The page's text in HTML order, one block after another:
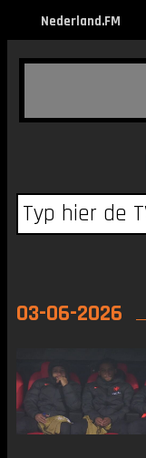
Nederland.FM
03-06-2026